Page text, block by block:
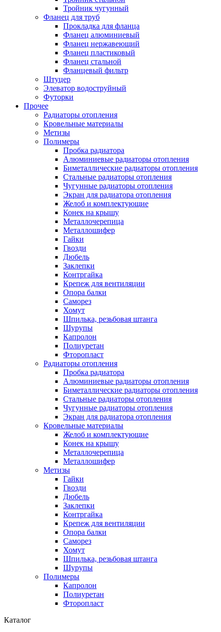
Тройник чугунный
Фланец для труб
Прокладка для фланца
Фланец алюминиевый
Фланец нержавеющий
Фланец пластиковый
Фланец стальной
Фланцевый фильтр
Штуцер
Элеватор водоструйный
Футорки
Прочее
Радиаторы отопления
Кровельные материалы
Метизы
Полимеры
Пробка радиатора
Алюминиевые радиаторы отопления
Биметаллические радиаторы отопления
Стальные радиаторы отопления
Чугунные радиаторы отопления
Экран для радиатора отопления
Желоб и комплектующие
Конек на крышу
Металлочерепица
Металлошифер
Гайки
Гвозди
Дюбель
Заклепки
Контргайка
Крепеж для вентиляции
Опора балки
Саморез
Хомут
Шпилька, резьбовая штанга
Шурупы
Капролон
Полиуретан
Фторопласт
Радиаторы отопления
Пробка радиатора
Алюминиевые радиаторы отопления
Биметаллические радиаторы отопления
Стальные радиаторы отопления
Чугунные радиаторы отопления
Экран для радиатора отопления
Кровельные материалы
Желоб и комплектующие
Конек на крышу
Металлочерепица
Металлошифер
Метизы
Гайки
Гвозди
Дюбель
Заклепки
Контргайка
Крепеж для вентиляции
Опора балки
Саморез
Хомут
Шпилька, резьбовая штанга
Шурупы
Полимеры
Капролон
Полиуретан
Фторопласт
Каталог